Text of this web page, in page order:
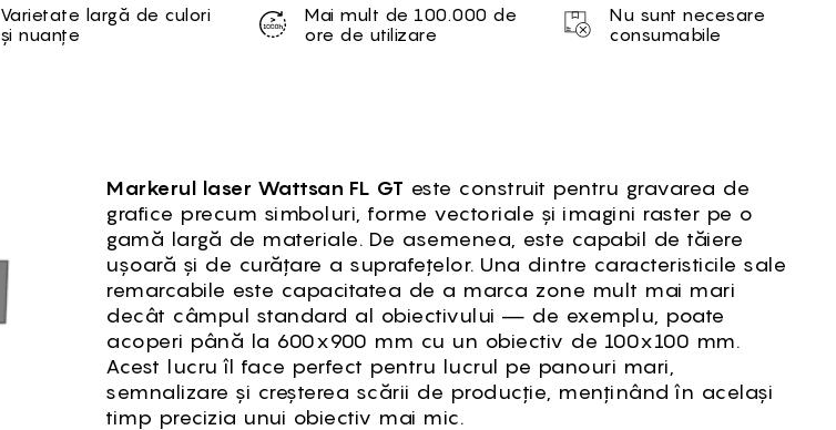
Varietate largă de culori
și nuanțe
Mai mult de 100.000 de
ore de utilizare
Nu sunt necesare
consumabile
Markerul laser Wattsan FL GT este construit pentru gravarea de
grafice precum simboluri, forme vectoriale și imagini raster pe o
gamă largă de materiale. De asemenea, este capabil de tăiere
ușoară și de curățare a suprafețelor. Una dintre caracteristicile sale
remarcabile este capacitatea de a marca zone mult mai mari
decât câmpul standard al obiectivului — de exemplu, poate
acoperi până la 600x900 mm cu un obiectiv de 100x100 mm.
Acest lucru îl face perfect pentru lucrul pe panouri mari,
semnalizare și creșterea scării de producție, menținând în același
timp precizia unui obiectiv mai mic.